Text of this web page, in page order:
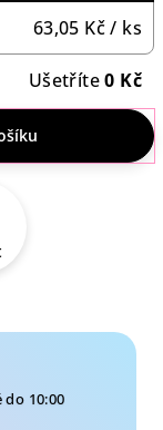
63,05 Kč/ ks
Ušetříte0 Kč
10:00